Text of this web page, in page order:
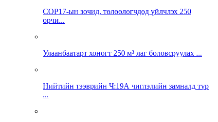
COP17-ын зочид, төлөөлөгчдөд үйлчлэх 250
орчи...
Улаанбаатарт хоногт 250 м³ лаг боловсруулах ...
Нийтийн тээврийн Ч:19А чиглэлийн замналд түр
...